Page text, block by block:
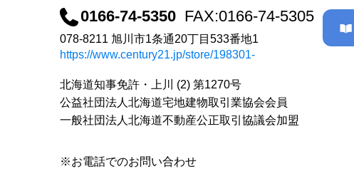
0166-74-5350 FAX:0166-74-5305
078-8211 旭川市1条通20丁目533番地1
https://www.century21.jp/store/198301-
北海道知事免許・上川 (2) 第1270号
公益社団法人北海道宅地建物取引業協会会員
一般社団法人北海道不動産公正取引協議会加盟
※お電話でのお問い合わせ